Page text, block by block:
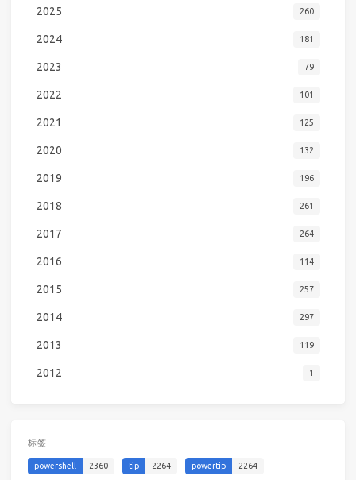
2025 260
2024 181
2023 79
2022 101
2021 125
2020 132
2019 196
2018 261
2017 264
2016 114
2015 257
2014 297
2013 119
2012 1
标签
powershell 2360 tip 2264 powertip 2264